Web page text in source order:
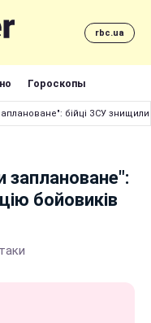
rbc.ua
Гороскопы
бійці ЗСУ
заплановане":
бойовиків